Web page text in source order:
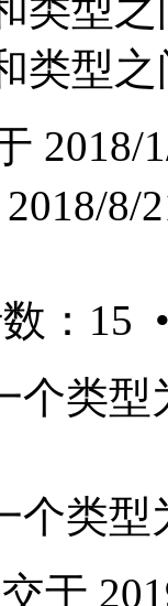
类型之
2018/
8/
：15
个类
个类
于